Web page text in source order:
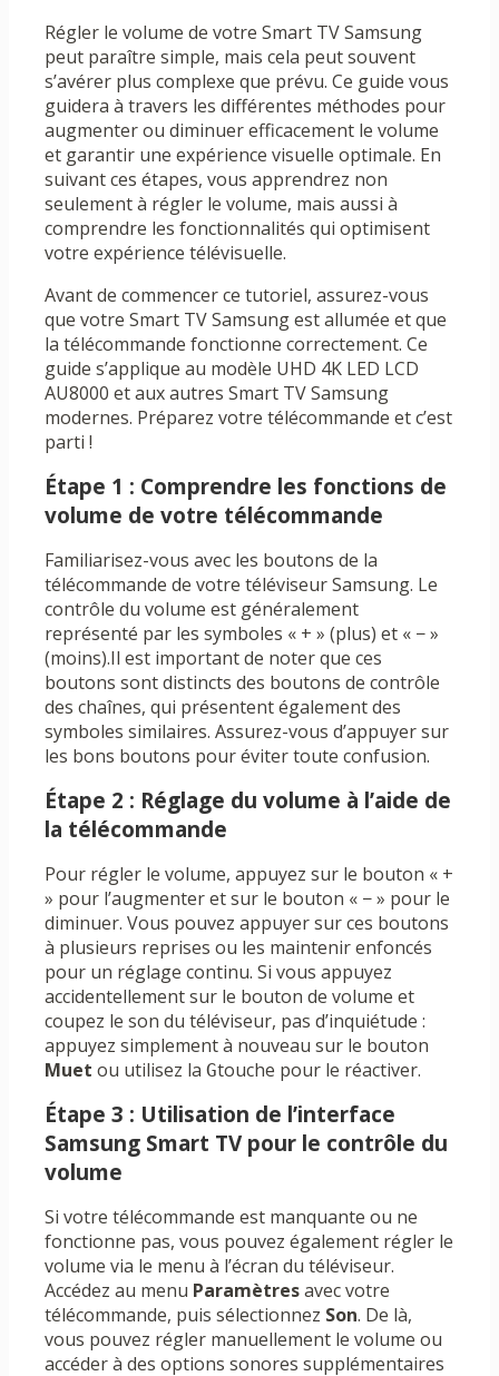
Régler le volume de votre Smart TV Samsung
peut paraître simple, mais cela peut souvent
s’avérer plus complexe que prévu. Ce guide vous
guidera à travers les différentes méthodes pour
augmenter ou diminuer efficacement le volume
et garantir une expérience visuelle optimale. En
suivant ces étapes, vous apprendrez non
seulement à régler le volume, mais aussi à
comprendre les fonctionnalités qui optimisent
votre expérience télévisuelle.
Avant de commencer ce tutoriel, assurez-vous
que votre Smart TV Samsung est allumée et que
la télécommande fonctionne correctement. Ce
guide s’applique au modèle UHD 4K LED LCD
AU8000 et aux autres Smart TV Samsung
modernes. Préparez votre télécommande et c’est
parti !
Étape 1 : Comprendre les fonctions de
volume de votre télécommande
Familiarisez-vous avec les boutons de la
télécommande de votre téléviseur Samsung. Le
contrôle du volume est généralement
représenté par les symboles « + » (plus) et « − »
(moins).Il est important de noter que ces
boutons sont distincts des boutons de contrôle
des chaînes, qui présentent également des
symboles similaires. Assurez-vous d’appuyer sur
les bons boutons pour éviter toute confusion.
Étape 2 : Réglage du volume à l’aide de
la télécommande
Pour régler le volume, appuyez sur le bouton « +
» pour l’augmenter et sur le bouton « − » pour le
diminuer. Vous pouvez appuyer sur ces boutons
à plusieurs reprises ou les maintenir enfoncés
pour un réglage continu. Si vous appuyez
accidentellement sur le bouton de volume et
coupez le son du téléviseur, pas d’inquiétude :
appuyez simplement à nouveau sur le bouton
Muet ou utilisez la Gtouche pour le réactiver.
Étape 3 : Utilisation de l’interface
Samsung Smart TV pour le contrôle du
volume
Si votre télécommande est manquante ou ne
fonctionne pas, vous pouvez également régler le
volume via le menu à l’écran du téléviseur.
Accédez au menu Paramètresavec votre
télécommande, puis sélectionnez Son. De là,
vous pouvez régler manuellement le volume ou
accéder à des options sonores supplémentaires